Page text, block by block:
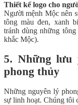
Thiết kế logo cho
Người mệnh Mộc nên
tông màu đen, xanh
tránh dùng những
khắc Mộc).
5. Những lưu
phong thủy
Những nguyên lý
sự linh hoạt. Chúng tôi